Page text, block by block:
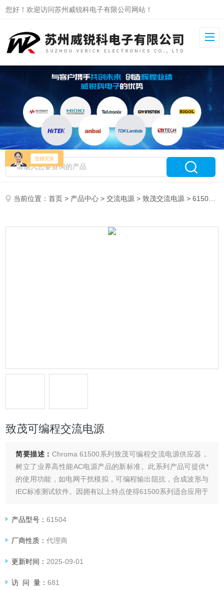
您好！欢迎访问苏州威锐科电子有限公司网站！
当前位置：首页 > 产品中心 >交流电源 >致茂交流电源 > 61504致茂可编程交流电源
致茂可编程交流电源
简要描述： Chroma 61500系列致茂可编程交流电源供应器，
树立了业界高性能AC电源产品的新标准。此系列产品可提供*
的使用功能，如电网干扰模拟，可编程输出阻抗，合成波形与
IEC标准测试软件。因拥有以上特点使得61500系列适合应用于
试的开发和运用，并且从实验桌上测试到大量生产单位皆可适
产品型号：61504
厂商性质：代理商
更新时间： 2025-09-01
访 问 量：681